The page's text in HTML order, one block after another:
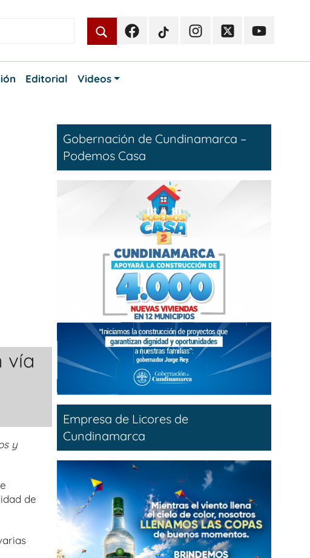
FacebookTikTokInstagramTwitterYoutube
Editorial Videos
vía
y
de
Gobernación de Cundinamarca –
Podemos Casa
Empresa de Licores de
Cundinamarca